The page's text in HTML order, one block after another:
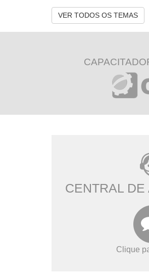
VER TODOS OS TEMAS
CENTRAL DE
Clique